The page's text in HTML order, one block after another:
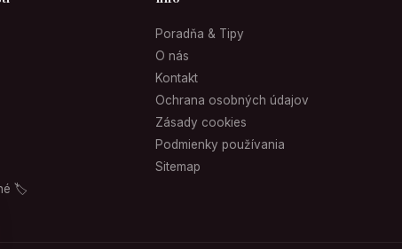
🏷
Poradňa & Tipy
O nás
Kontakt
Ochrana osobných údajov
Zásady cookies
Podmienky používania
Sitemap